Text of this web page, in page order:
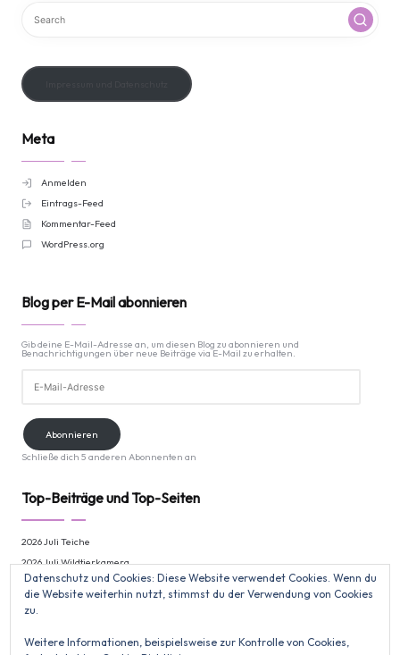
Meta
Anmelden
Eintrags-Feed
Kommentar-Feed
WordPress.org
Blog per E-Mail abonnieren
Gib deine E-Mail-Adresse an, um diesen Blog zu abonnieren und
Benachrichtigungen über neue Beiträge via E-Mail zu erhalten.
Mail-
Adresse
Abonnieren
Schließe dich 5 anderen Abonnenten an
Top-Beiträge und Top-Seiten
2026 Juli Teiche
2026 Juli Wildtierkamera
Graureiher Kolonie
Datenschutz und Cookies: Diese Website verwendet Cookies. Wenn du
die Website weiterhin nutzt, stimmst du der Verwendung von Cookies
zu.
Weitere Informationen, beispielsweise zur Kontrolle von Cookies,